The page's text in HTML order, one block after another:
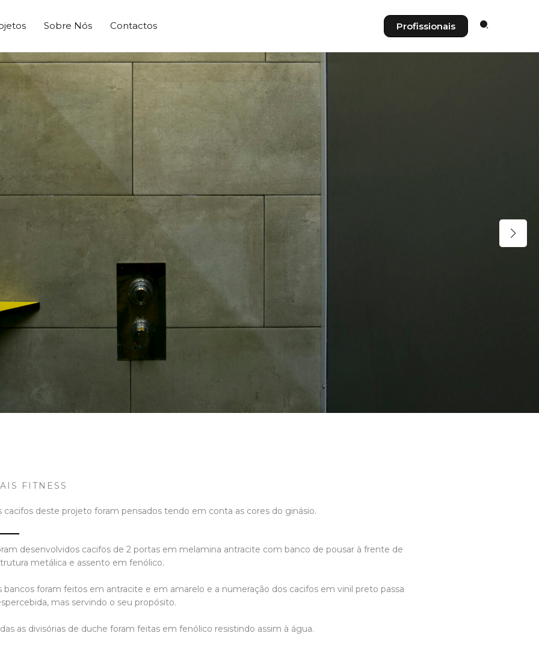
Sobre Nós Contactos Profissionais
FITNESS
cacifos deste projeto foram pensados tendo em conta as cores do ginásio.
desenvolvidos cacifos de 2 portas em melamina antracite com banco de pousar à frente de
metálica e assento em fenólico.
bancos foram feitos em antracite e em amarelo e a numeração dos cacifos em vinil preto passa
mas servindo o seu propósito.
as divisórias de duche foram feitas em fenólico resistindo assim à água.